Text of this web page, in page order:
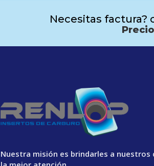
Necesitas factura?
Nuestra misión es brindarles a